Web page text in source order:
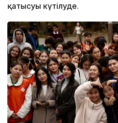
қатысуы күтілуде.